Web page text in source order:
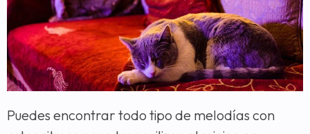
Puedes encontrar todo tipo de melodías con